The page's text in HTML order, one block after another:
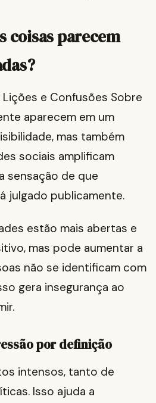
coisas parecem
e Confusões Sobre
aparecem em um
mas também
sociais amplificam
sensação de que
julgado publicamente.
estão mais abertas e
mas pode aumentar a
não se identificam com
gera insegurança ao
por definição
intensos, tanto de
Isso ajuda a